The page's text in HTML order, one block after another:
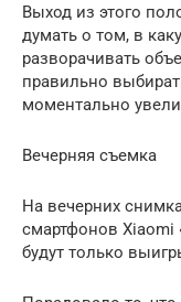
Выход из этого
думать о том, в
разворачивать
правильно
моментально
Вечерняя съемка
На вечерних
смартфонов Xiaomi
будут только